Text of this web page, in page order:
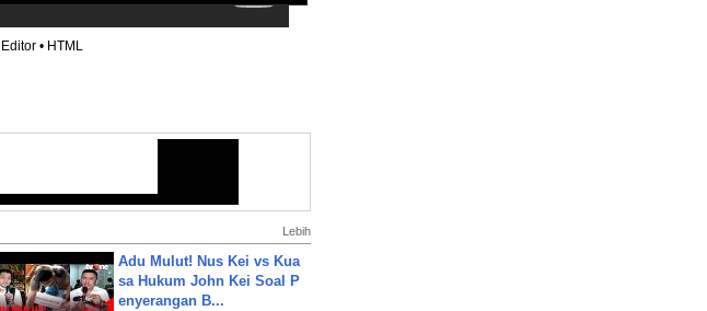
Editor • HTML
Lebih
Adu Mulut! Nus Kei vs Kua
sa Hukum John Kei Soal P
enyerangan B...